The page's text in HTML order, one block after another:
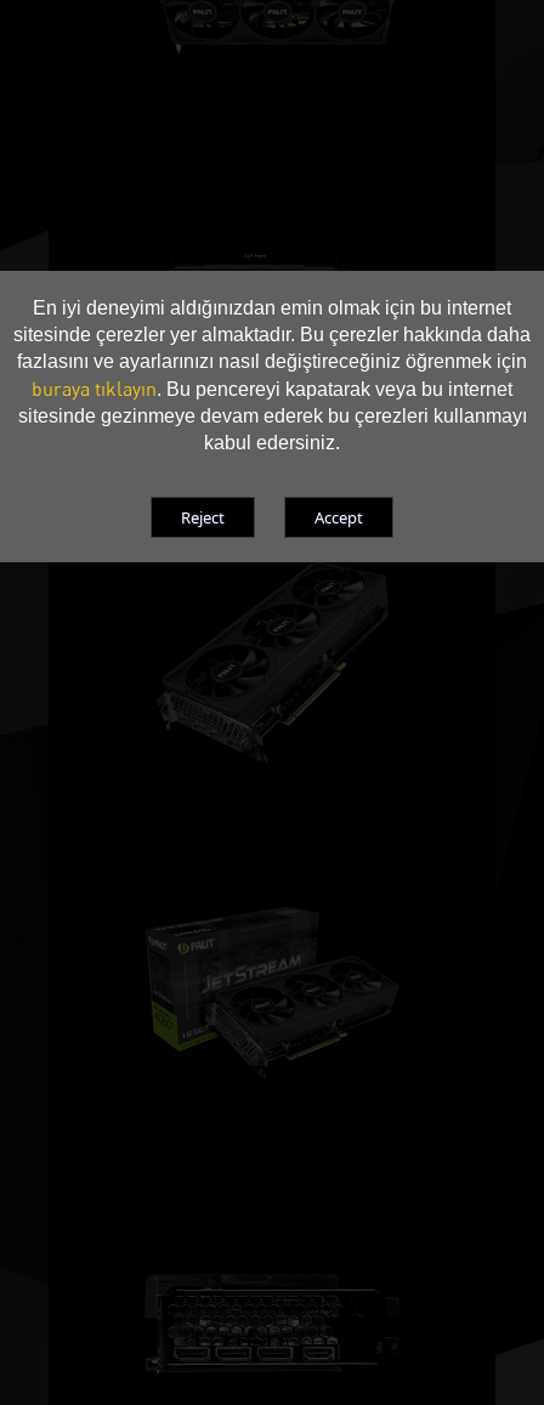
En iyi deneyimi aldığınızdan emin olmak için bu internet
sitesinde çerezler yer almaktadır. Bu çerezler hakkında daha
fazlasını ve ayarlarınızı nasıl değiştireceğiniz öğrenmek için
buraya tıklayın. Bu pencereyi kapatarak veya bu internet
sitesinde gezinmeye devam ederek bu çerezleri kullanmayı
kabul edersiniz.